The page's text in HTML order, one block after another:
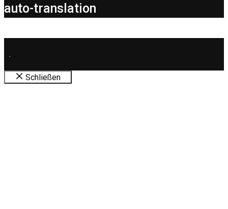
auto-translation
.
Schließen